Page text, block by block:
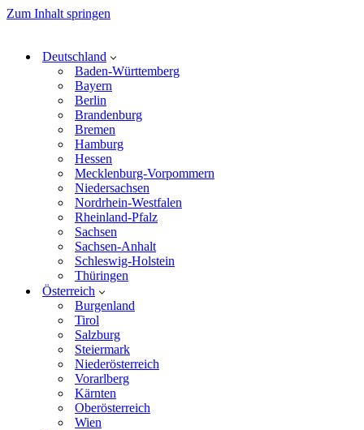
Zum Inhalt springen
Deutschland
Baden-Württemberg
Bayern
Berlin
Brandenburg
Bremen
Hamburg
Hessen
Mecklenburg-Vorpommern
Niedersachsen
Nordrhein-Westfalen
Rheinland-Pfalz
Sachsen
Sachsen-Anhalt
Schleswig-Holstein
Thüringen
Österreich
Burgenland
Tirol
Salzburg
Steiermark
Niederösterreich
Vorarlberg
Kärnten
Oberösterreich
Wien